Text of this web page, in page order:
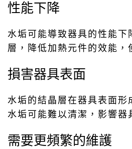
性能下降
水垢可能導致器具的性能
層，降低加熱元件的效能，
損害器具表面
水垢的結晶層在器具表面
水垢可能難以清潔，影響器
需要更頻繁的維護